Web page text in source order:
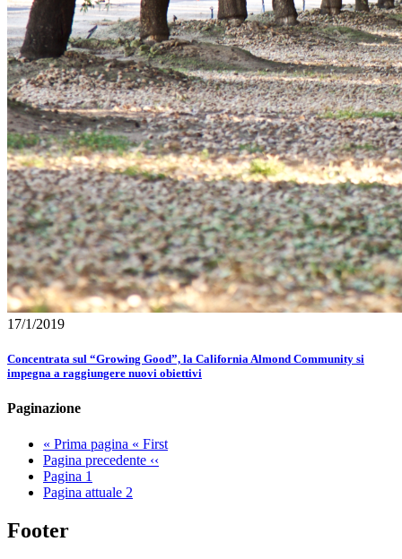
17/1/2019
Concentrata sul “Growing Good”, la California Almond Community si
impegna a raggiungere nuovi obiettivi
Paginazione
« Prima pagina « First
Pagina precedente ‹‹
Pagina 1
Pagina attuale 2
Footer